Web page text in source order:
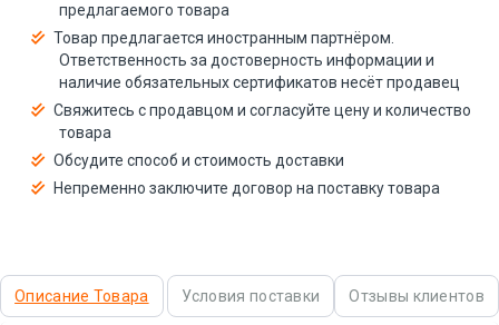
предлагаемого товара
Товар предлагается иностранным партнёром.
Ответственность за достоверность информации и
наличие обязательных сертификатов несёт продавец
Свяжитесь с продавцом и согласуйте цену и количество
товара
Обсудите способ и стоимость доставки
Непременно заключите договор на поставку товара
Описание Товара Условия поставки Отзывы клиентов